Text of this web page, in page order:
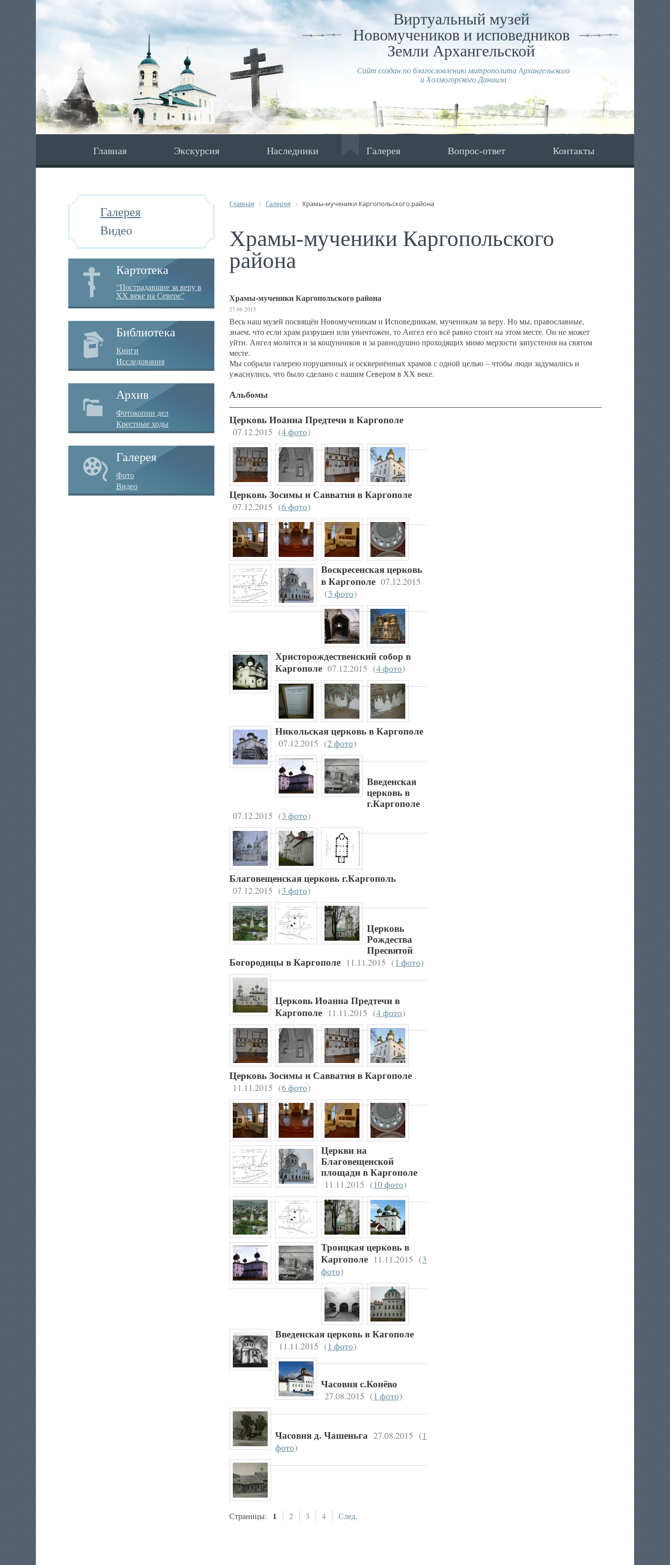
Виртуальный музей
Новомучеников и исповедников
Земли Архангельской
Сайт создан по благословлению митрополита Архангельского
и Холмогорского Даниила
Главная Экскурсия Наследники Галерея Вопрос-ответ Контакты
Галерея
Видео
Картотека
“Пострадавшие за веру в
XX веке на Севере”
Библиотека
Книги
Исследования
Архив
Фотокопии дел
Крестные ходы
Галерея
Фото
Видео
Главная Галерея Храмы-мученики Каргопольского района
Храмы-мученики Каргопольского
района
Храмы-мученики Каргопольского района
27.08.2015
Весь наш музей посвящён Новомученикам и Исповедникам, мученикам за веру. Но мы, православные,
знаем, что если храм разрушен или уничтожен, то Ангел его всё равно стоит на этом месте. Он не может
уйти. Ангел молится и за кощунников и за равнодушно проходящих мимо мерзости запустения на святом
месте.
Мы собрали галерею порушенных и осквернённых храмов с одной целью – чтобы люди задумались и
ужаснулись, что было сделано с нашим Севером в ХХ веке.
Альбомы
Церковь Иоанна Предтечи в Каргополе
07.12.2015 (4 фото)
Церковь Зосимы и Савватия в Каргополе
07.12.2015 (6 фото)
Воскресенская церковь
в Каргополе 07.12.2015
(3 фото)
Христорождественский собор в
Каргополе 07.12.2015 (4 фото)
Никольская церковь в Каргополе
07.12.2015 (2 фото)
Введенская
церковь в
г.Каргополе
07.12.2015 (3 фото)
Благовещенская церковь г.Каргополь
07.12.2015 (3 фото)
Церковь
Рождества
Пресвятой
Богородицы в Каргополе
11.11.2015 (1 фото)
Церковь Иоанна Предтечи в
Каргополе
11.11.2015 (4 фото)
Церковь Зосимы и Савватия в Каргополе
11.11.2015 (6 фото)
Церкви на
Благовещенской
площади в Каргополе
11.11.2015 (10 фото)
Троицкая церковь в
Каргополе
11.11.2015 (3
фото)
Введенская церковь в Кагополе
11.11.2015 (1 фото)
Часовня с.Конёво
27.08.2015 (1 фото)
Часовня д. Чашеньга 27.08.2015 (1
фото)
Страницы: 1 2 3 4 След.